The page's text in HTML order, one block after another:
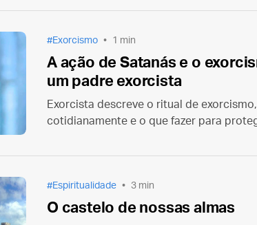
Exorcismo 1 min
A ação de Satanás e o
um padre exorcista
Exorcista descreve o ritual de
cotidianamente e o que fazer para
Espiritualidade 3 min
O castelo de nossas almas